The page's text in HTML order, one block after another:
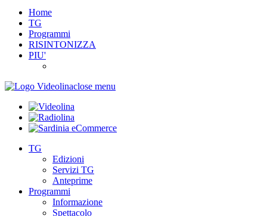
Home
TG
Programmi
RISINTONIZZA
PIU'
close menu
TG
Edizioni
Servizi TG
Anteprime
Programmi
Informazione
Spettacolo